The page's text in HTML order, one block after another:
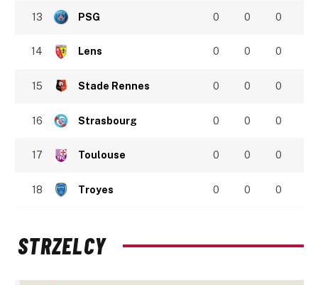
13 PSG 0 0 0
14 Lens 0 0 0
15 Stade Rennes 0 0 0
16 Strasbourg 0 0 0
17 Toulouse 0 0 0
18 Troyes 0 0 0
STRZELCY